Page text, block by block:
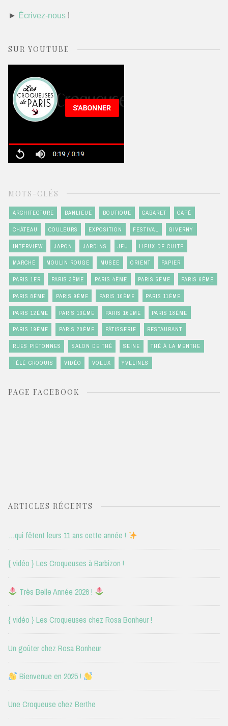
► Écrivez-nous !
SUR YOUTUBE
MOTS-CLÉS
ARCHITECTURE BANLIEUE BOUTIQUE CABARET CAFÉ
CHÂTEAU COULEURS EXPOSITION FESTIVAL GIVERNY
INTERVIEW JAPON JARDINS JEU LIEUX DE CULTE
MARCHÉ MOULIN ROUGE MUSÉE ORIENT PAPIER
PARIS 1ER PARIS 3ÈME PARIS 4ÈME PARIS 5ÈME PARIS 6ÈME
PARIS 8ÈME PARIS 9ÈME PARIS 10ÈME PARIS 11ÈME
PARIS 12ÈME PARIS 13ÈME PARIS 16ÈME PARIS 18ÈME
PARIS 19ÈME PARIS 20ÈME PÂTISSERIE RESTAURANT
RUES PIÉTONNES SALON DE THÉ SEINE THÉ À LA MENTHE
TÉLÉ-CROQUIS VIDÉO VOEUX YVELINES
PAGE FACEBOOK
ARTICLES RÉCENTS
…qui fêtent leurs 11 ans cette année !
{ vidéo } Les Croqueuses à Barbizon !
Très Belle Année 2026 !
{ vidéo } Les Croqueuses chez Rosa Bonheur !
Un goûter chez Rosa Bonheur
Bienvenue en 2025 !
Une Croqueuse chez Berthe